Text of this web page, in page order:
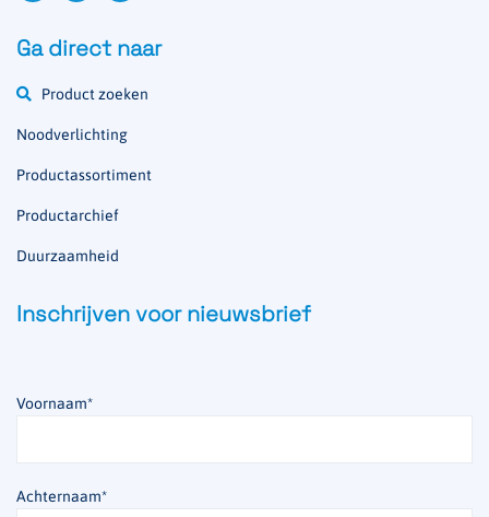
Ga direct naar
Product zoeken
Noodverlichting
Productassortiment
Productarchief
Duurzaamheid
Inschrijven voor nieuwsbrief
Voornaam*
Achternaam*